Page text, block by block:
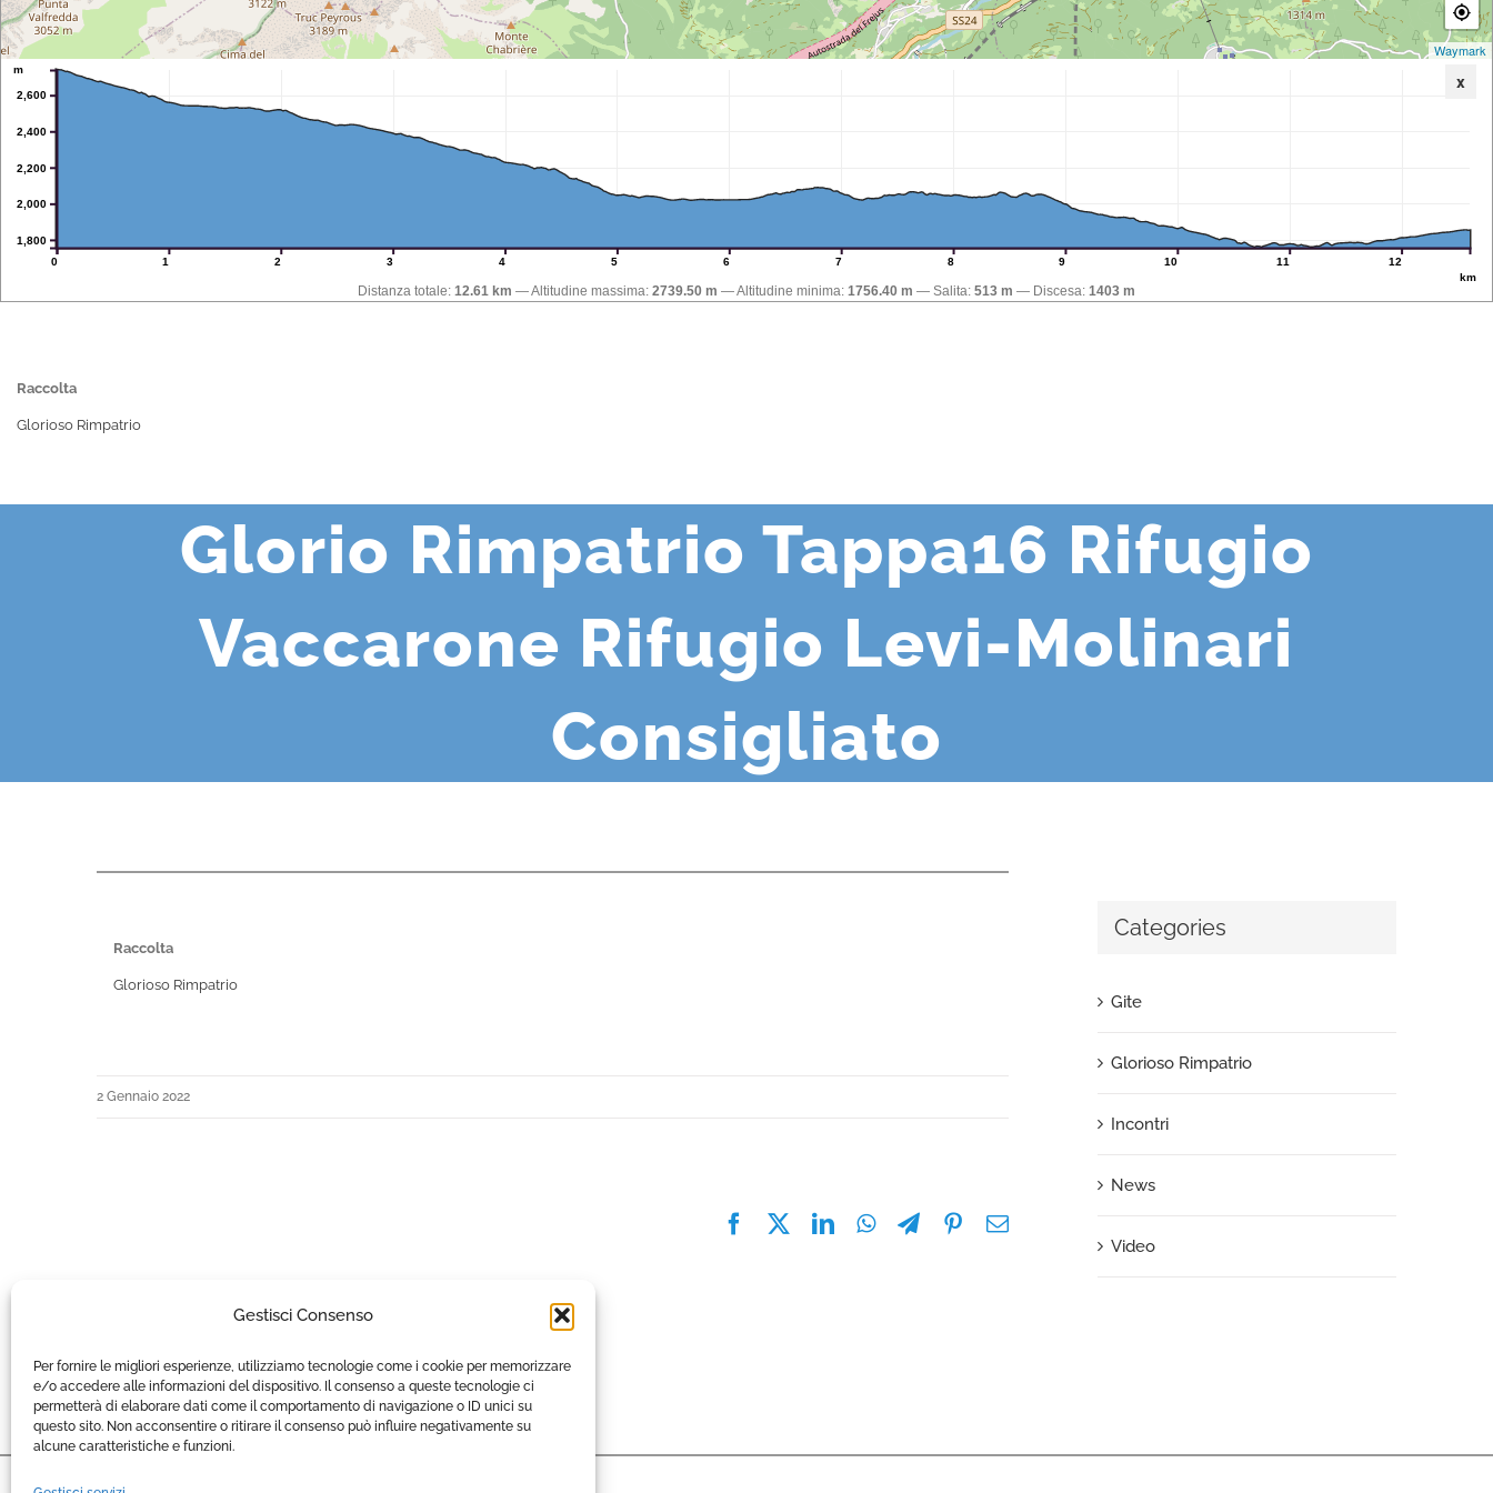
Gestisci Consenso
Per fornire le migliori esperienze, utilizziamo tecnologie come i cookie per memorizzare
e/o accedere alle informazioni del dispositivo. Il consenso a queste tecnologie ci
permetterà di elaborare dati come il comportamento di navigazione o ID unici su
questo sito. Non acconsentire o ritirare il consenso può influire negativamente su
alcune caratteristiche e funzioni.
Waymark
x
0 1 2 3 4 5 6 7 8 9 10 11 12
km
1,800
2,000
2,200
2,400
2,600
m
Distanza totale: 12.61 km Altitudine massima: 2739.50 m Altitudine minima: 1756.40 m Salita: 513 m Discesa: 1403 m
Raccolta
Glorioso Rimpatrio
Glorio Rimpatrio Tappa16 Rifugio
Vaccarone Rifugio Levi-Molinari
Consigliato
Raccolta
Glorioso Rimpatrio
2 Gennaio 2022
Facebook
X LinkedInWhatsAppTelegramPinterest
Email
Categories
Gite
Glorioso Rimpatrio
Incontri
News
Video